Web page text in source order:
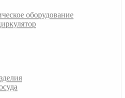
оборудование